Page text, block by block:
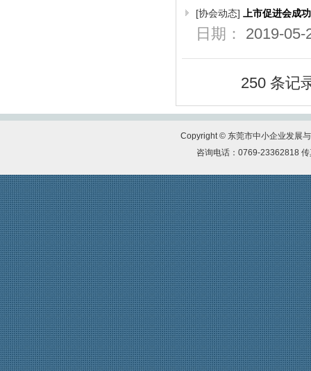
献 ——康福星公司捐赠一批“清水洗涤
123间
【天使口腔】防疫工作，天使口腔一直在
行动
【比伦纸业】好家风•抗菌纸巾为抗击疫
情作贡献
【天福集团】天福联合京东抗击疫情，开
启线上买菜新潮流
【尚鑫新材】鑫膜•防护面罩为抗击疫情
作贡献
【康福星】家用消毒设备为抗击疫情作贡
献 ——康福星公司捐赠一批“清水洗涤
[协会动态] 上市促进会成
日期： 2019-
250 条记
Copyright © 东莞市中小企业发展
咨询电话：0769-23362818